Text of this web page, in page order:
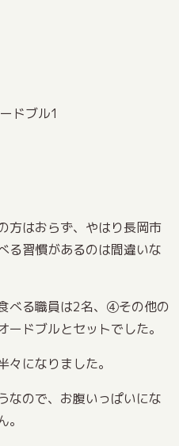
ドブル1
方はおらず、やはり長岡市
る習慣があるのは間違いな
べる職員は2名、④その他の
ドブルとセットでした。
になりました。
なので、お腹いっぱいにな